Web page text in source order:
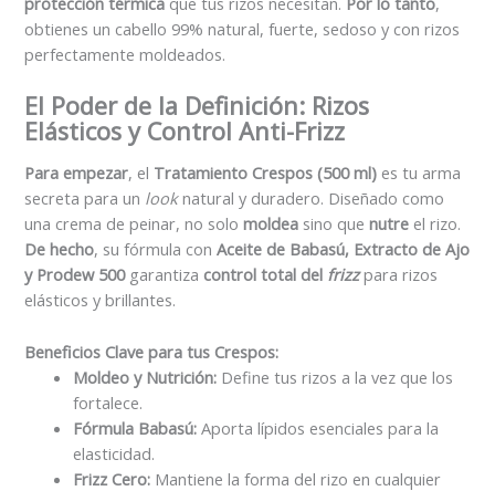
obtienes un cabello 99% natural, fuerte, sedoso y con rizos
perfectamente moldeados.
El Poder de la Definición: Rizos
Elásticos y Control Anti-Frizz
Para empezar, el Tratamiento Crespos (500 ml) es tu arma
secreta para un looknatural y duradero. Diseñado como
una crema de peinar, no solomoldea sino quenutre el rizo.
De hecho, su fórmula conAceite de Babasú, Extracto de Ajo
y Prodew 500garantiza control total del frizzpara rizos
elásticos y brillantes.
Beneficios Clave para tus Crespos:
Moldeo y Nutrición: Define tus rizos a la vez que los
fortalece.
Fórmula Babasú: Aporta lípidos esenciales para la
elasticidad.
Frizz Cero: Mantiene la forma del rizo en cualquier